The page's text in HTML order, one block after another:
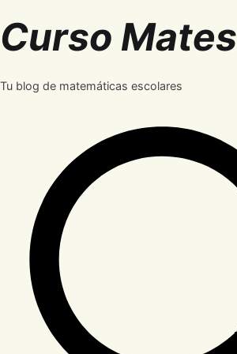
al
contenido
Curso Mates
Tu blog de matemáticas escolares